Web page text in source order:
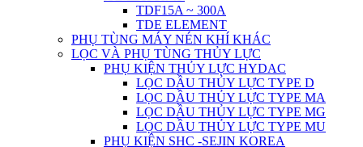
TDF15A ~ 300A
TDE ELEMENT
PHỤ TÙNG MÁY NÉN KHÍ KHÁC
LỌC VÀ PHỤ TÙNG THỦY LỰC
PHỤ KIỆN THỦY LỰC HYDAC
LỌC DẦU THỦY LỰC TYPE D
LỌC DẦU THỦY LỰC TYPE MA
LỌC DẦU THỦY LỰC TYPE MG
LỌC DẦU THỦY LỰC TYPE MU
PHỤ KIỆN SHC -SEJIN KOREA